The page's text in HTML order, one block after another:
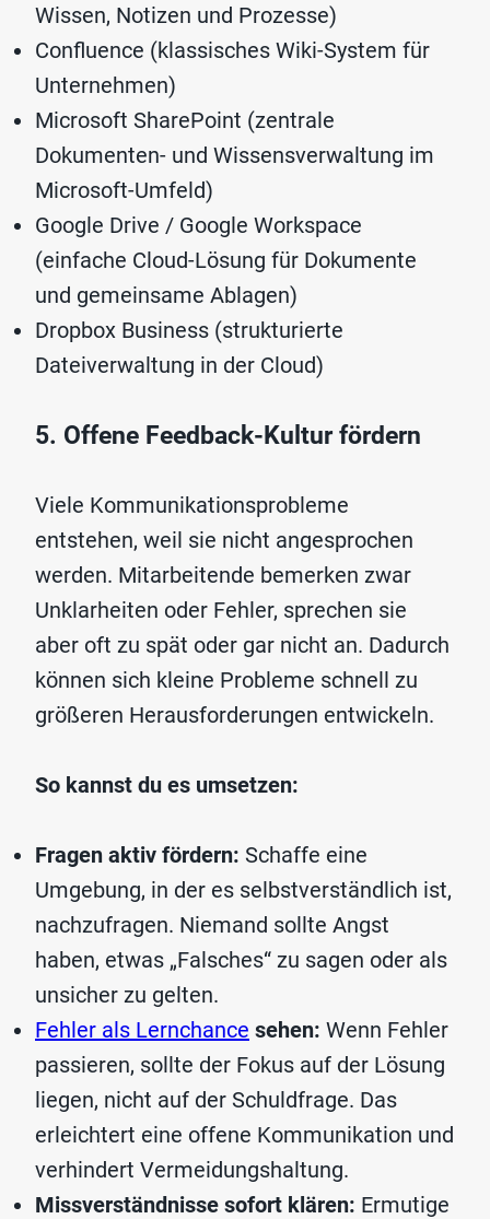
Wissen, Notizen und Prozesse)
Confluence (klassisches Wiki-System für
Unternehmen)
Microsoft SharePoint (zentrale
Dokumenten- und Wissensverwaltung im
Microsoft-Umfeld)
Google Drive / Google Workspace
(einfache Cloud-Lösung für Dokumente
und gemeinsame Ablagen)
Dropbox Business (strukturierte
Dateiverwaltung in der Cloud)
5. Offene Feedback-Kultur fördern
Viele Kommunikationsprobleme
entstehen, weil sie nicht angesprochen
werden. Mitarbeitende bemerken zwar
Unklarheiten oder Fehler, sprechen sie
aber oft zu spät oder gar nicht an. Dadurch
können sich kleine Probleme schnell zu
größeren Herausforderungen entwickeln.
So kannst du es umsetzen:
Fragen aktiv fördern: Schaffe eine
Umgebung, in der es selbstverständlich ist,
nachzufragen. Niemand sollte Angst
haben, etwas „Falsches“ zu sagen oder als
unsicher zu gelten.
Fehler als Lernchance sehen: Wenn Fehler
passieren, sollte der Fokus auf der Lösung
liegen, nicht auf der Schuldfrage. Das
erleichtert eine offene Kommunikation und
verhindert Vermeidungshaltung.
Missverständnisse sofort klären: Ermutige